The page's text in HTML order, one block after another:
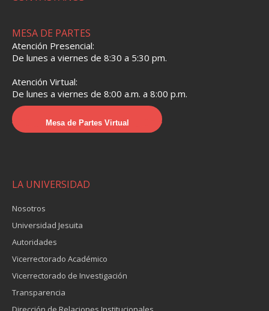
MESA DE PARTES
Atención Presencial:
De lunes a viernes de 8:30 a 5:30 pm.
Atención Virtual:
De lunes a viernes de 8:00 a.m. a 8:00 p.m.
Mesa de Partes Virtual
LA UNIVERSIDAD
Nosotros
Universidad Jesuita
Autoridades
Vicerrectorado Académico
Vicerrectorado de Investigación
Transparencia